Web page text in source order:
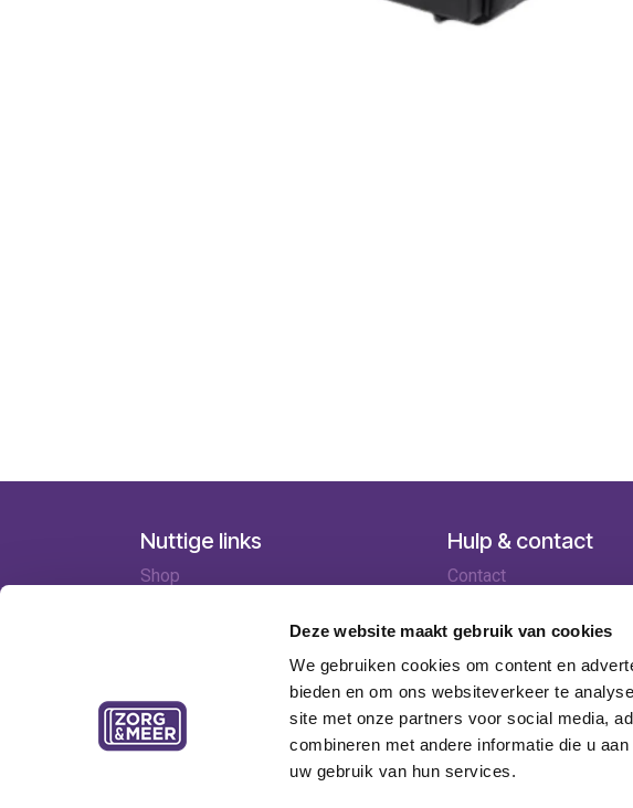
Deze website maakt gebruik van cookies
We gebruiken cookies om content en
bieden en om ons websiteverkeer te
site met onze partners voor social media,
combineren met andere informatie die u
uw gebruik van hun services.
Nuttige links
Shop
Contact
Hulp & contact
Contact
Betaalopties
Retourneren
Garantie